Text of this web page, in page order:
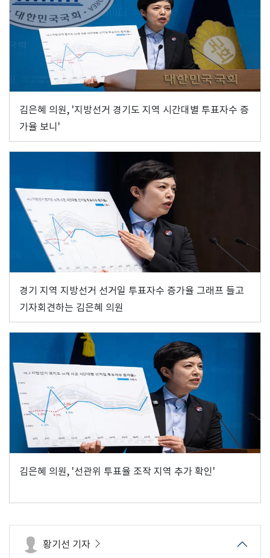
김은혜 의원, '지방선거 경기도 지역 시간대별 투표자수 증
가율 보니'
경기 지역 지방선거 선거일 투표자수 증가율 그래프 들고
기자회견하는 김은혜 의원
김은혜 의원, '선관위 투표율 조작 지역 추가 확인'
황기선 기자